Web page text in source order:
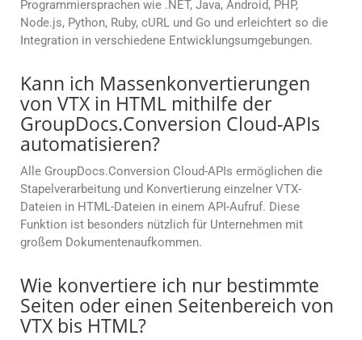
Programmiersprachen wie .NET, Java, Android, PHP,
Node.js, Python, Ruby, cURL und Go und erleichtert so die
Integration in verschiedene Entwicklungsumgebungen.
Kann ich Massenkonvertierungen
von VTX in HTML mithilfe der
GroupDocs.Conversion Cloud-APIs
automatisieren?
Alle GroupDocs.Conversion Cloud-APIs ermöglichen die
Stapelverarbeitung und Konvertierung einzelner VTX-
Dateien in HTML-Dateien in einem API-Aufruf. Diese
Funktion ist besonders nützlich für Unternehmen mit
großem Dokumentenaufkommen.
Wie konvertiere ich nur bestimmte
Seiten oder einen Seitenbereich von
VTX bis HTML?